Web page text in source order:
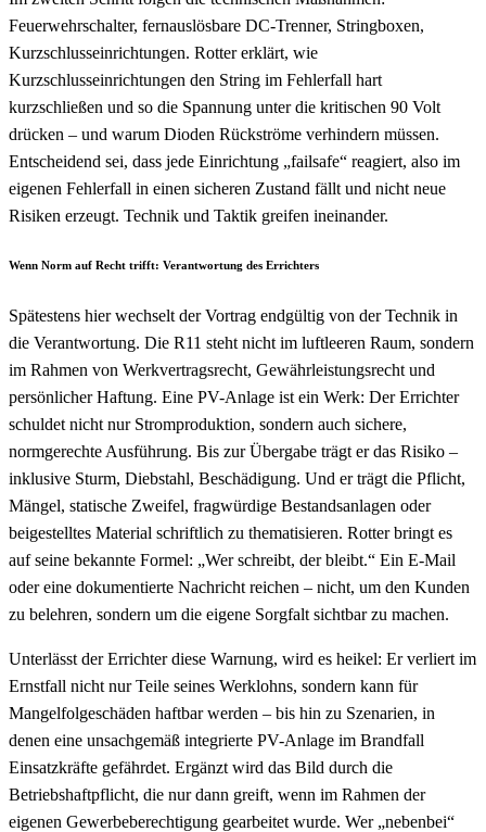
Feuerwehrschalter, fernauslösbare DC-Trenner, Stringboxen,
Kurzschlusseinrichtungen. Rotter erklärt, wie
Kurzschlusseinrichtungen den String im Fehlerfall hart
kurzschließen und so die Spannung unter die kritischen 90 Volt
drücken – und warum Dioden Rückströme verhindern müssen.
Entscheidend sei, dass jede Einrichtung „failsafe“ reagiert, also im
eigenen Fehlerfall in einen sicheren Zustand fällt und nicht neue
Risiken erzeugt. Technik und Taktik greifen ineinander.
Wenn Norm auf Recht trifft: Verantwortung des Errichters
Spätestens hier wechselt der Vortrag endgültig von der Technik in
die Verantwortung. Die R11 steht nicht im luftleeren Raum, sondern
im Rahmen von Werkvertragsrecht, Gewährleistungsrecht und
persönlicher Haftung. Eine PV-Anlage ist ein Werk: Der Errichter
schuldet nicht nur Stromproduktion, sondern auch sichere,
normgerechte Ausführung. Bis zur Übergabe trägt er das Risiko –
inklusive Sturm, Diebstahl, Beschädigung. Und er trägt die Pflicht,
Mängel, statische Zweifel, fragwürdige Bestandsanlagen oder
beigestelltes Material schriftlich zu thematisieren. Rotter bringt es
auf seine bekannte Formel: „Wer schreibt, der bleibt.“ Ein E-Mail
oder eine dokumentierte Nachricht reichen – nicht, um den Kunden
zu belehren, sondern um die eigene Sorgfalt sichtbar zu machen.
Unterlässt der Errichter diese Warnung, wird es heikel: Er verliert im
Ernstfall nicht nur Teile seines Werklohns, sondern kann für
Mangelfolgeschäden haftbar werden – bis hin zu Szenarien, in
denen eine unsachgemäß integrierte PV-Anlage im Brandfall
Einsatzkräfte gefährdet. Ergänzt wird das Bild durch die
Betriebshaftpflicht, die nur dann greift, wenn im Rahmen der
eigenen Gewerbeberechtigung gearbeitet wurde. Wer „nebenbei“